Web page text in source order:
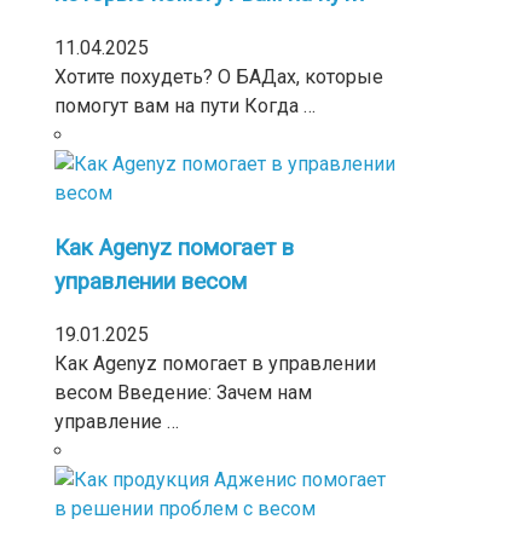
11.04.2025
Хотите похудеть? О БАДах, которые
помогут вам на пути Когда …
Как Agenyz помогает в
управлении весом
19.01.2025
Как Agenyz помогает в управлении
весом Введение: Зачем нам
управление …